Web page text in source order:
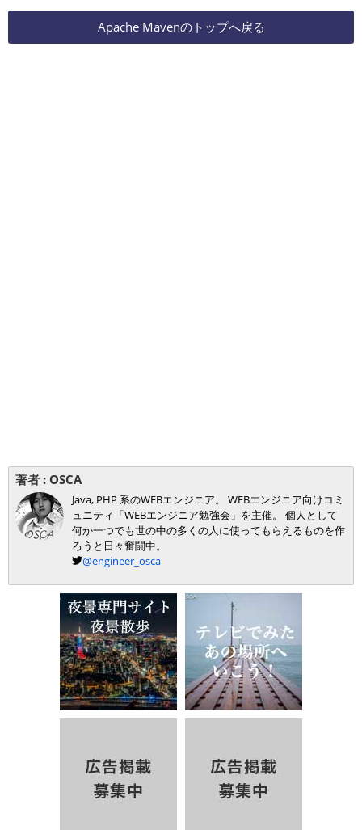
Apache Mavenのトップへ戻る
著者 : OSCA
Java, PHP 系のWEBエンジニア。 WEBエンジニア向けコミ
ュニティ「WEBエンジニア勉強会」を主催。 個人として
何か一つでも世の中の多くの人に使ってもらえるものを作
ろうと日々奮闘中。
@engineer_osca